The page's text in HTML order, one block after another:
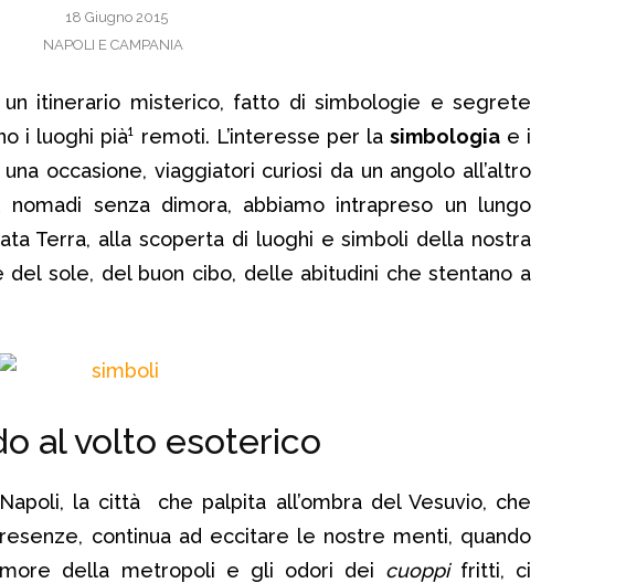
18 Giugno 2015
NAPOLI E CAMPANIA
un itinerario misterico, fatto di simbologie e segrete
i luoghi pià¹ remoti. L’interesse per la simbologiae i
occasione, viaggiatori curiosi da un angolo all’altro
nomadi senza dimora, abbiamo intrapreso un lungo
Terra, alla scoperta di luoghi e simboli della nostra
del sole, del buon cibo, delle abitudini che stentano a
al volto esoterico
la città che palpita all’ombra del Vesuvio, che
continua ad eccitare le nostre menti, quando
della metropoli e gli odori dei cuoppifritti, ci